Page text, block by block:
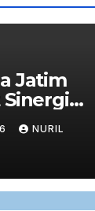
Jatim
dalam
Komisi C
Timur
NURIL